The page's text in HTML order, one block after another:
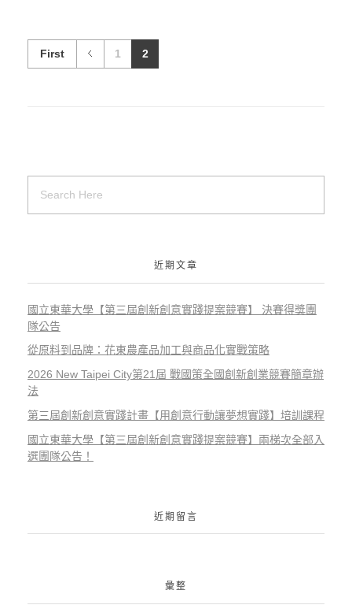
First 1 2
近期文章
國立東華大學【第三屆創新創意實踐提案競賽】 決賽得獎團
隊公告
從原料到品牌：花東農產品加工與商品化實戰策略
2026 New Taipei City第21屆 戰國策全國創新創業競賽簡章辦
法
第三屆創新創意實踐計畫【用創意行動讓夢想實踐】培訓課程
國立東華大學【第三屆創新創意實踐提案競賽】兩梯次全部入
選團隊公告！
近期留言
彙整